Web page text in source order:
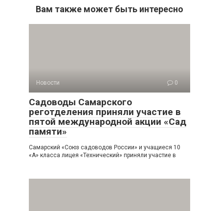
Вам также может быть интересно
Новости 0
Садоводы Самарского
реготделения приняли участие в
пятой международной акции «Сад
памяти»
Самарский «Союз садоводов России» и учащиеся 10
«А» класса лицея «Технический» приняли участие в